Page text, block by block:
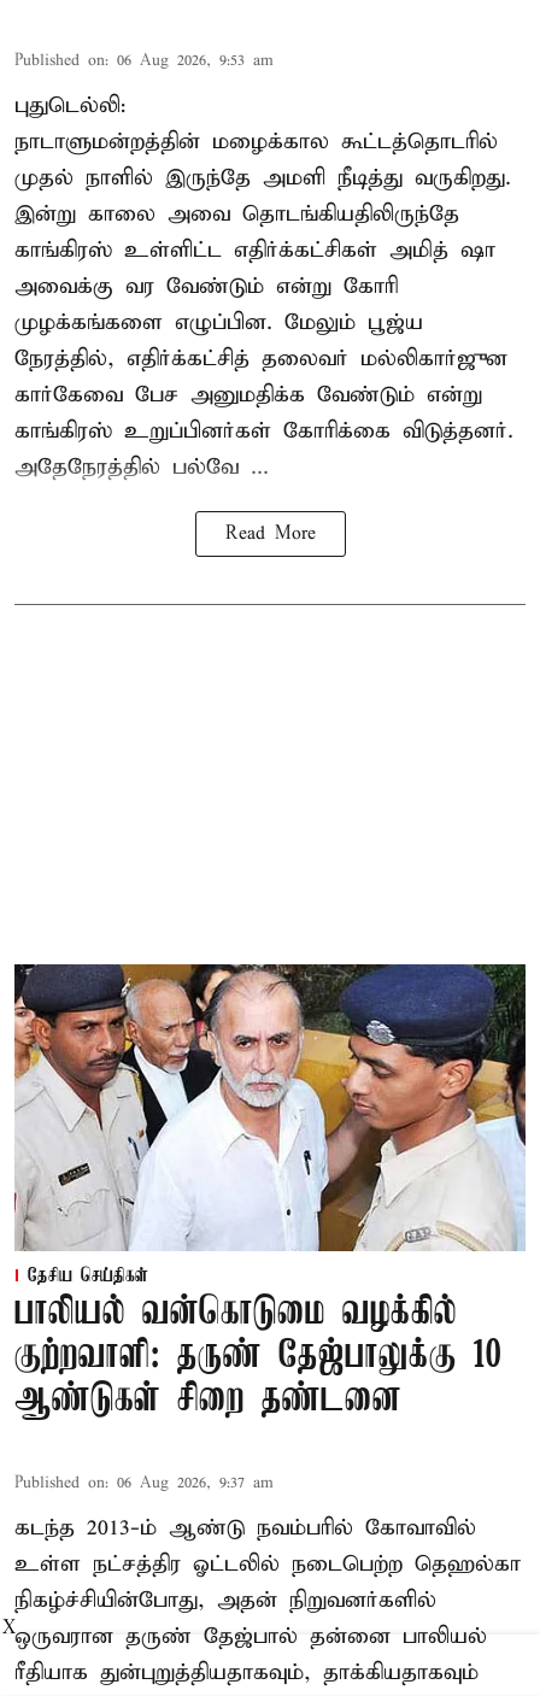
Published on: 06 Aug 2026, 9:53 am
புதுடெல்லி:
நாடாளுமன்றத்தின் மழைக்கால கூட்டத்தொடரில்
முதல் நாளில் இருந்தே அமளி நீடித்து வருகிறது.
இன்று காலை அவை தொடங்கியதிலிருந்தே
காங்கிரஸ் உள்ளிட்ட எதிர்க்கட்சிகள் அமித் ஷா
அவைக்கு வர வேண்டும் என்று கோரி
முழக்கங்களை எழுப்பின. மேலும் பூஜ்ய
நேரத்தில், எதிர்க்கட்சித் தலைவர் மல்லிகார்ஜுன
கார்கேவை பேச அனுமதிக்க வேண்டும் என்று
காங்கிரஸ் உறுப்பினர்கள் கோரிக்கை விடுத்தனர்.
அதேநேரத்தில் பல்வே ...
Read More
தேசிய செய்திகள்
பாலியல் வன்கொடுமை வழக்கில்
குற்றவாளி: தருண் தேஜ்பாலுக்கு 10
ஆண்டுகள் சிறை தண்டனை
Published on: 06 Aug 2026, 9:37 am
கடந்த 2013-ம் ஆண்டு நவம்பரில் கோவாவில்
உள்ள நட்சத்திர ஓட்டலில் நடைபெற்ற தெஹல்கா
நிகழ்ச்சியின்போது, அதன் நிறுவனர்களில்
ஒருவரான தருண் தேஜ்பால் தன்னை பாலியல்
ரீதியாக துன்புறுத்தியதாகவும், தாக்கியதாகவும்
X